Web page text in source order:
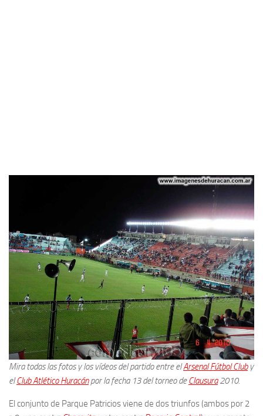
Mira todas las fotos y los vídeos del partido entre elArsenal Fútbol Cluby
elClub Atlético Huracánpor la fecha 13 del torneo deClausura2010.
El conjunto de Parque Patricios viene de dos triunfos (ambos por 2